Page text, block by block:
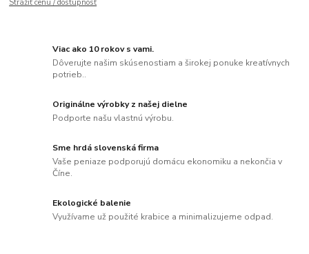
Strážiť cenu / dostupnosť
Viac ako 10 rokov s vami.
Dôverujte našim skúsenostiam a širokej ponuke kreatívnych
potrieb..
Originálne výrobky z našej dielne
Podporte našu vlastnú výrobu.
Sme hrdá slovenská firma
Vaše peniaze podporujú domácu ekonomiku a nekončia v
Číne.
Ekologické balenie
Využívame už použité krabice a minimalizujeme odpad.